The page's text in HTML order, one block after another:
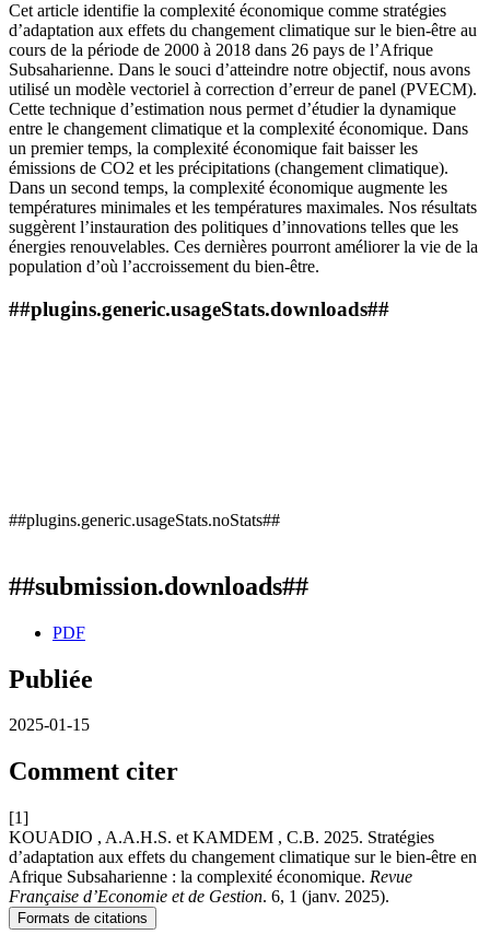
Cet article identifie la complexité économique comme stratégies
d’adaptation aux effets du changement climatique sur le bien-être au
cours de la période de 2000 à 2018 dans 26 pays de l’Afrique
Subsaharienne. Dans le souci d’atteindre notre objectif, nous avons
utilisé un modèle vectoriel à correction d’erreur de panel (PVECM).
Cette technique d’estimation nous permet d’étudier la dynamique
entre le changement climatique et la complexité économique. Dans
un premier temps, la complexité économique fait baisser les
émissions de CO2 et les précipitations (changement climatique).
Dans un second temps, la complexité économique augmente les
températures minimales et les températures maximales. Nos résultats
suggèrent l’instauration des politiques d’innovations telles que les
énergies renouvelables. Ces dernières pourront améliorer la vie de la
population d’où l’accroissement du bien-être.
##plugins.generic.usageStats.downloads##
##plugins.generic.usageStats.noStats##
##submission.downloads##
PDF
Publiée
2025-01-15
Comment citer
[1]
KOUADIO , A.A.H.S. et KAMDEM , C.B. 2025. Stratégies
d’adaptation aux effets du changement climatique sur le bien-être en
Afrique Subsaharienne : la complexité économique. Revue
Française d’Economie et de Gestion. 6, 1 (janv. 2025).
Formats de citations